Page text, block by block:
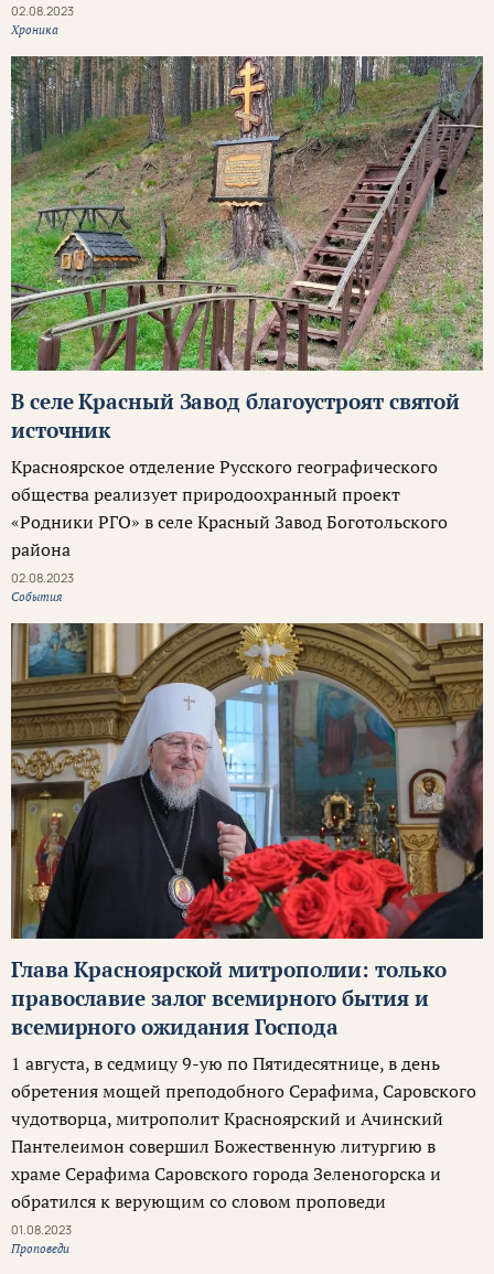
02.08.2023
Хроника
В селе Красный Завод благоустроят святой
источник
Красноярское отделение Русского географического
общества реализует природоохранный проект
«Родники РГО» в селе Красный Завод Боготольского
района
02.08.2023
События
Глава Красноярской митрополии: только
православие залог всемирного бытия и
всемирного ожидания Господа
1 августа, в седмицу 9-ую по Пятидесятнице, в день
обретения мощей преподобного Серафима, Саровского
чудотворца, митрополит Красноярский и Ачинский
Пантелеимон совершил Божественную литургию в
храме Серафима Саровского города Зеленогорска и
обратился к верующим со словом проповеди
01.08.2023
Проповеди